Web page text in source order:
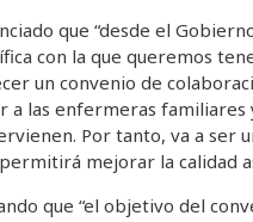
que “desde el
con la que queremos
un convenio de
a las enfermeras
Por tanto, va a
mejorar la calidad
que “el objetivo del